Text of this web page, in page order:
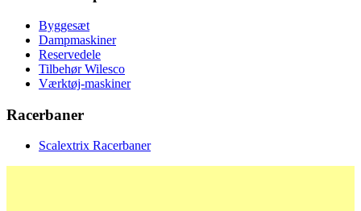
Byggesæt
Dampmaskiner
Reservedele
Tilbehør Wilesco
Værktøj-maskiner
Racerbaner
Scalextrix Racerbaner